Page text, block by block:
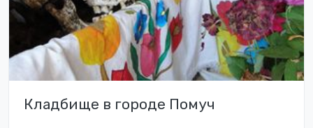
Кладбище в городе Помуч